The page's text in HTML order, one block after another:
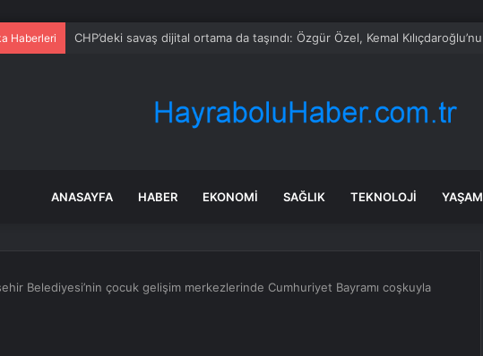
Haberleri Ece Erken’den ‘yasak aşk’ açıklaması: Hukuki yollara başvuruyor
ANASAYFA HABER EKONOMI SAĞLIK TEKNOLOJI YAŞAM
Belediyesi’nin çocuk gelişim merkezlerinde Cumhuriyet Bayramı coşkuyla